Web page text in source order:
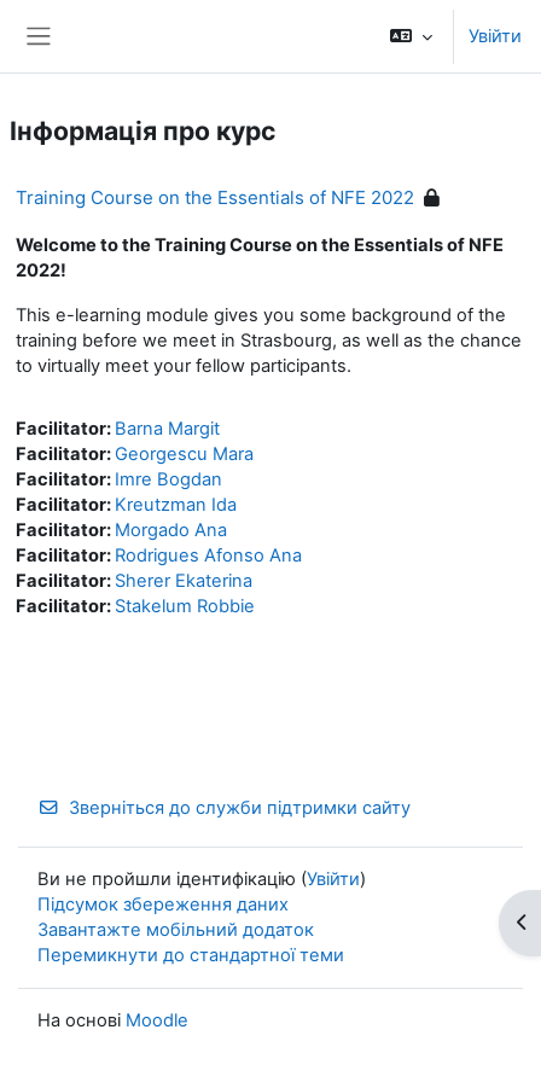
Увійти
Інформація про курс
Training Course on the Essentials of NFE 2022
Welcome to the Training Course on the Essentials of NFE
2022!
This e-learning module gives you some background of the
training before we meet in Strasbourg, as well as the chance
to virtually meet your fellow participants.
Facilitator: Barna Margit
Facilitator:Georgescu Mara
Facilitator: Imre Bogdan
Facilitator: Kreutzman Ida
Facilitator: Morgado Ana
Facilitator: Rodrigues Afonso Ana
Facilitator: Sherer Ekaterina
Facilitator: Stakelum Robbie
Зверніться до служби підтримки сайту
Ви не пройшли ідентифікацію (Увійти)
Підсумок збереження даних
Завантажте мобільний додаток
Перемикнути до стандартної теми
На основі Moodle